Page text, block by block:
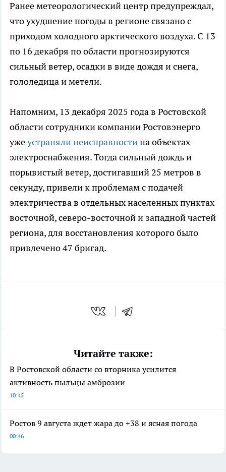
Ранее метеорологический центр предупреждал,
что ухудшение погоды в регионе связано с
приходом холодного арктического воздуха. С 13
по 16 декабря по области прогнозируются
сильный ветер, осадки в виде дождя и снега,
гололедица и метели.
Напомним, 13 декабря 2025 года в Ростовской
области сотрудники компании Ростовэнерго
ужеустраняли неисправностина объектах
электроснабжения. Тогда сильный дождь и
порывистый ветер, достигавший 25 метров в
секунду, привели к проблемам с подачей
электричества в отдельных населенных пунктах
восточной, северо-восточной и западной частей
региона, для восстановления которого было
привлечено 47 бригад.
Читайте также:
В Ростовской области со вторника усилится
активность пыльцы амброзии
10:45
Ростов 9 августа ждет жара до +38 и ясная погода
00:46